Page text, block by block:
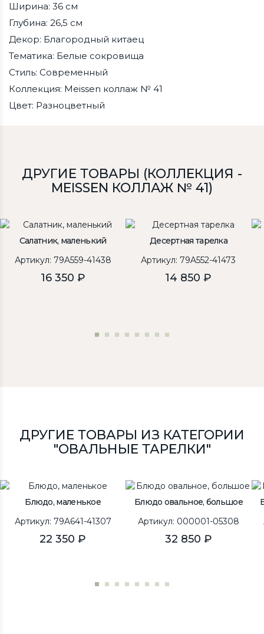
Ширина: 36 см
Глубина: 26,5 см
Декор: Благородный китаец
Тематика: Белые сокровища
Стиль: Современный
Коллекция: Meissen коллаж № 41
Цвет: Разноцветный
ДРУГИЕ ТОВАРЫ (КОЛЛЕКЦИЯ -
MEISSEN КОЛЛАЖ № 41)
Салатник, маленький
Артикул: 79A559-41438
16 350 ₽
Десертная тарелка
Артикул: 79A552-41473
14 850 ₽
ДРУГИЕ ТОВАРЫ ИЗ КАТЕГОРИИ
"ОВАЛЬНЫЕ ТАРЕЛКИ"
Блюдо, маленькое
Артикул: 79A641-41307
22 350 ₽
Блюдо овальное, большое
Артикул: 000001-05308
32 850 ₽